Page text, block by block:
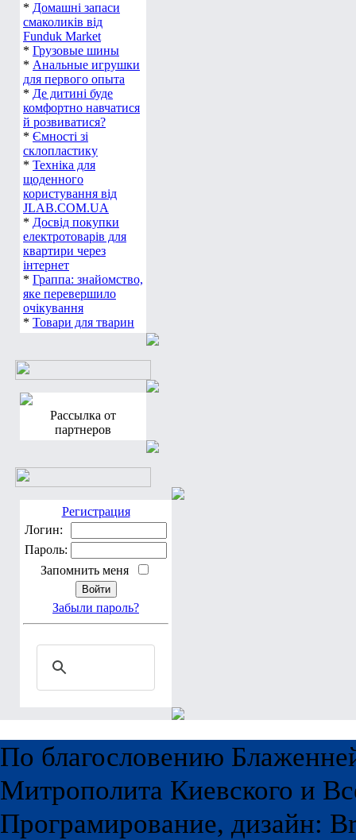
* Домашні запаси
смаколиків від
Funduk Market
* Грузовые шины
* Анальные игрушки
для первого опыта
* Де дитині буде
комфортно навчатися
й розвиватися?
* Ємності зі
склопластику
* Техніка для
щоденного
користування від
JLAB.COM.UA
* Досвід покупки
електротоварів для
квартири через
інтернет
* Граппа: знайомство,
яке перевершило
очікування
* Товари для тварин
Рассылка от
партнеров
Регистрация
Логин:
Пароль:
Запомнить меня
Забыли пароль?
По благословению
Митрополита Киевского и
Програмирование, дизайн: